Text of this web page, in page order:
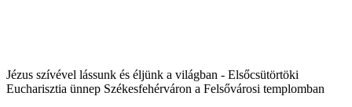
Jézus szívével lássunk és éljünk a világban - Elsőcsütörtöki
Eucharisztia ünnep Székesfehérváron a Felsővárosi templomban